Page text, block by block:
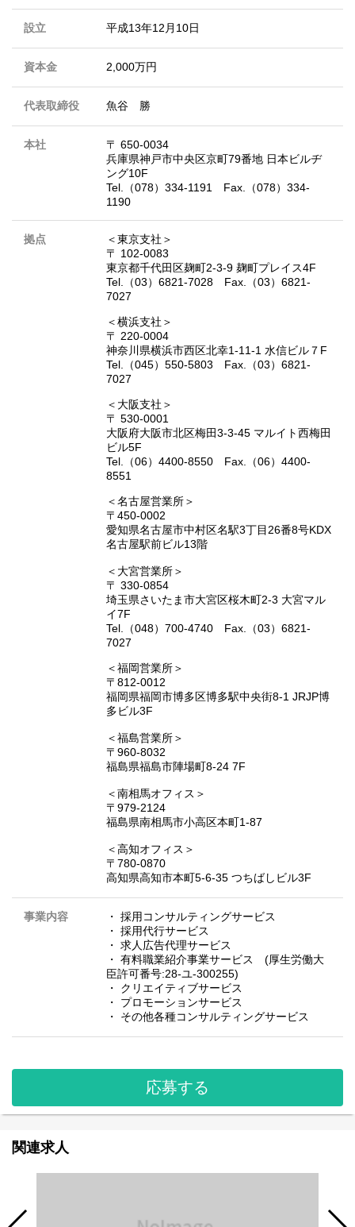
設立 平成13年12月10日
資本金 2,000万円
代表取締役 魚谷 勝
本社
〒 650-0034
兵庫県神戸市中央区京町79番地 日本ビルヂ
ング10F
Tel.（078）334-1191 Fax.（078）334-
1190
拠点
＜東京支社＞
〒 102-0083
東京都千代田区麹町2-3-9 麹町プレイス4F
Tel.（03）6821-7028 Fax.（03）6821-
7027
＜横浜支社＞
〒 220-0004
神奈川県横浜市西区北幸1-11-1 水信ビル７F
Tel.（045）550-5803 Fax.（03）6821-
7027
＜大阪支社＞
〒 530-0001
大阪府大阪市北区梅田3-3-45 マルイト西梅田
ビル5F
Tel.（06）4400-8550 Fax.（06）4400-
8551
＜名古屋営業所＞
〒450-0002
愛知県名古屋市中村区名駅3丁目26番8号KDX
名古屋駅前ビル13階
＜大宮営業所＞
〒 330-0854
埼玉県さいたま市大宮区桜木町2-3 大宮マル
イ7F
Tel.（048）700-4740 Fax.（03）6821-
7027
＜福岡営業所＞
〒812-0012
福岡県福岡市博多区博多駅中央街8-1 JRJP博
多ビル3F
＜福島営業所＞
〒960-8032
福島県福島市陣場町8-24 7F
＜南相馬オフィス＞
〒979-2124
福島県南相馬市小高区本町1-87
＜高知オフィス＞
〒780-0870
高知県高知市本町5-6-35 つちばしビル3F
事業内容
・ 採用コンサルティングサービス
・ 採用代行サービス
・ 求人広告代理サービス
・ 有料職業紹介事業サービス (厚生労働大
臣許可番号:28-ユ-300255)
・ クリエイティブサービス
・ プロモーションサービス
・ その他各種コンサルティングサービス
応募する
関連求人